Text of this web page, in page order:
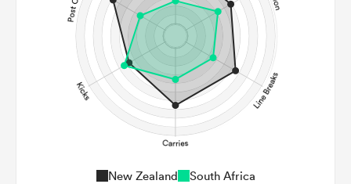
New Zealand South Africa